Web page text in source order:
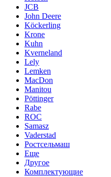
JCB
John Deere
Köckerling
Krone
Kuhn
Kverneland
Lely
Lemken
MacDon
Manitou
Pöttinger
Rabe
ROC
Samasz
Vaderstad
Ростсельмаш
Еще
Другое
Комплектующие